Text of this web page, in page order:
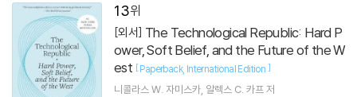
13
[외서]
ower, Soft Belief, and the Future of the W
est [Paperback International Edition ]
니콜라스 W. 자미스카 알렉스 C. 카프 저